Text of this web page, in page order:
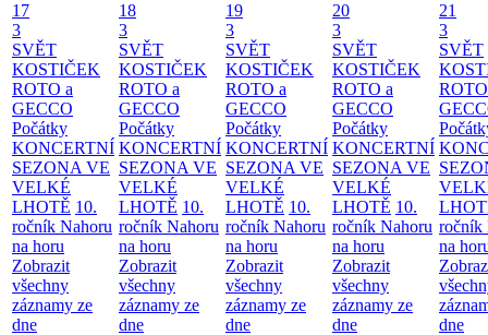
17
3
SVĚT
KOSTIČEK
ROTO a
GECCO
Počátky
KONCERTNÍ
SEZONA VE
VELKÉ
LHOTĚ 10.
ročník Nahoru
na horu
Zobrazit
všechny
záznamy ze
dne
18
3
SVĚT
KOSTIČEK
ROTO a
GECCO
Počátky
KONCERTNÍ
SEZONA VE
VELKÉ
LHOTĚ 10.
ročník Nahoru
na horu
Zobrazit
všechny
záznamy ze
dne
19
3
SVĚT
KOSTIČEK
ROTO a
GECCO
Počátky
KONCERTNÍ
SEZONA VE
VELKÉ
LHOTĚ 10.
ročník Nahoru
na horu
Zobrazit
všechny
záznamy ze
dne
20
3
SVĚT
KOSTIČEK
ROTO a
GECCO
Počátky
KONCERTNÍ
SEZONA VE
VELKÉ
LHOTĚ 10.
ročník Nahoru
na horu
Zobrazit
všechny
záznamy ze
dne
21
3
SVĚT
ročník
na
dne